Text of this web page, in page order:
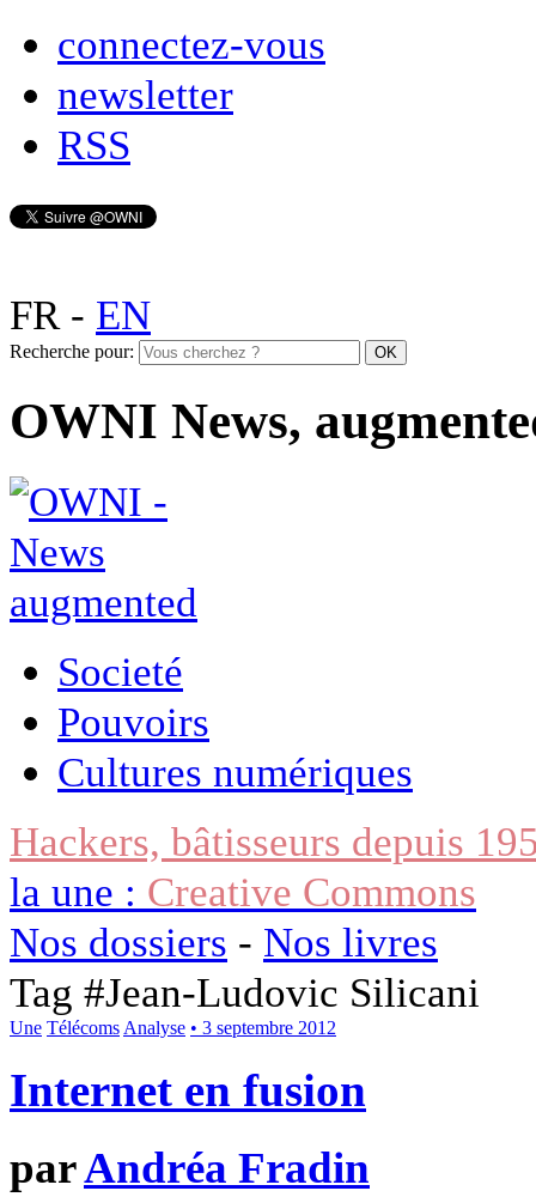
connectez-vous
newsletter
RSS
FR- EN
Recherche pour:
OWNI News,
Societé
Pouvoirs
Cultures numériques
Hackers, bâtisseurs depuis
la une : Creative Commons
Nos dossiers - Nos livres
Tag #Jean-Ludovic Silicani
Une Télécoms Analyse • 3 septembre 2012
Internet en fusion
parAndréa Fradin